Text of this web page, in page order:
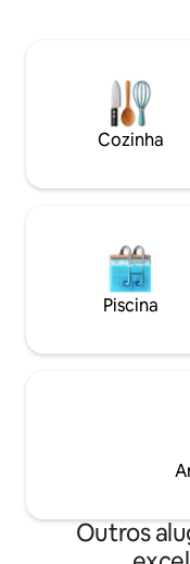
tegenwoordig een
je heerlijk
Cozinha
Piscina
Outros